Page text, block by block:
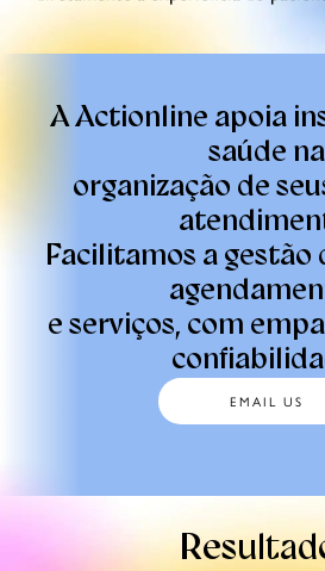
A Actionline apoia
saúde na
organização de
Facilitamos a gestão
e serviços, com
EMAIL US